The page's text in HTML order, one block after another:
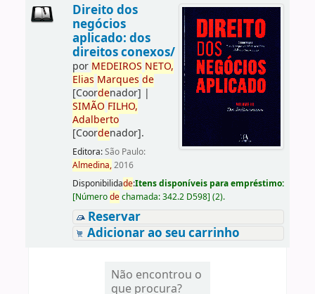
Direito dos
negócios
aplicado: dos
direitos conexos/
por MEDEIROS NETO,
Elias Marques de
[Coordenador] |
SIMÃO FILHO,
Adalberto
[Coordenador].
Editora:São Paulo:
Almedina,2016
Disponibilidade:Itens disponíveis para empréstimo:
[Númerodechamada:342.2 D598] (2).
Reservar
Adicionar ao seu carrinho
Não encontrou o
que procura?